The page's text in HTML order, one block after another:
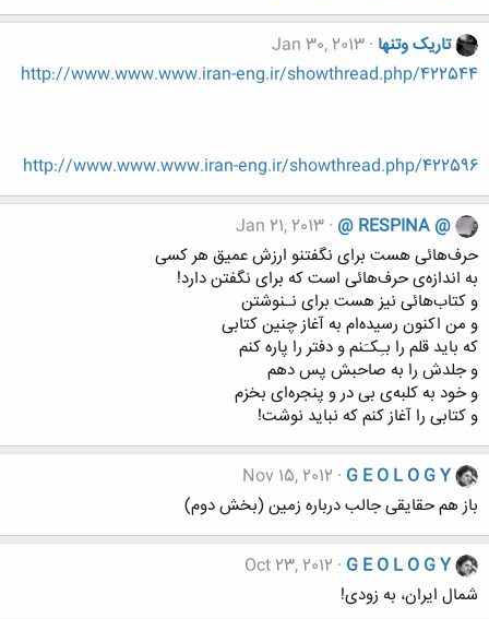
تاریک وتنها Jan 30, 2013
http://www.www.www.iran-eng.ir/showthread.php/422544
http://www.www.www.iran-eng.ir/showthread.php/422596
@ RESPINA @
Jan 21, 2013
حرف‌هائی هست برای نگفتنو ارزش عمیق هر کسی
به اندازه‌ی حرف‌هائی است که برای نگفتن دارد!
و کتاب‌هائی نیز هست برای نـنوشتن
و من اکنون رسیده‌ام به آغاز چنین کتابی
که باید قلم را بـِکـَنم و دفتر را پاره کنم
و جلدش را به صاحبش پس دهم
و خود به کلبه‌ی بی در و پنجره‌ای بخزم
و کتابی را آغاز کنم که نباید نوشت!
G E O L O G Y
Nov 15, 2012
باز هم حقایقی جالب درباره زمین (بخش دوم)
G E O L O G Y
Oct 23, 2012
شمال ایران، به زودی!